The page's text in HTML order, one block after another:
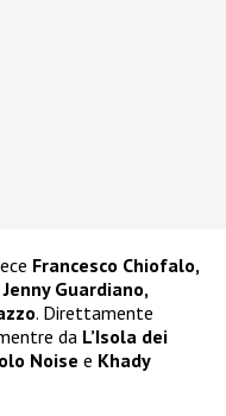
Francesco Chiofalo,
Guardiano,
. Direttamente
mentre da L’Isola dei
Noise e Khady